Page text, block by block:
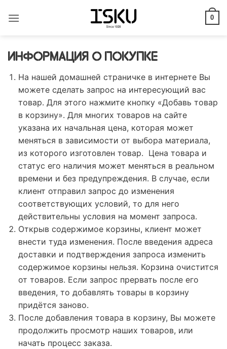
0
ИНФОРМАЦИЯ О ПОКУПКЕ
На нашей домашней страничке в интернете Вы
можете сделать запрос на интересующий вас
товар. Для этого нажмите кнопку «Добавь товар
в корзину». Для многих товаров на сайте
указана их начальная цена, которая может
меняться в зависимости от выбора материала,
из которого изготовлен товар. Цена товара и
статус его наличия может меняться в реальном
времени и без предупреждения. В случае, если
клиент отправил запрос до изменения
соответствующих условий, то для него
действительны условия на момент запроса.
Открыв содержимое корзины, клиент может
внести туда изменения. После введения адреса
доставки и подтверждения запроса изменить
содержимое корзины нельзя. Корзина очистится
от товаров. Если запрос прервать после его
введения, то добавлять товары в корзину
придётся заново.
После добавления товара в корзину, Вы можете
продолжить просмотр наших товаров, или
начать процесс заказа.